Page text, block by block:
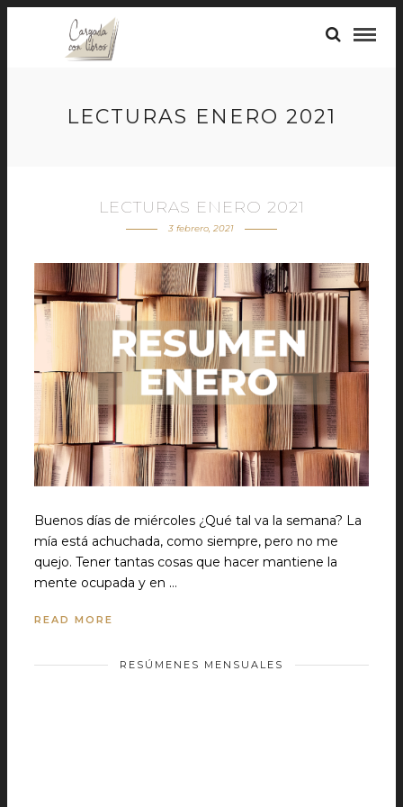
LECTURAS ENERO 2021
LECTURAS ENERO 2021
3 febrero, 2021
Buenos días de miércoles ¿Qué tal va la semana? La
mía está achuchada, como siempre, pero no me
quejo. Tener tantas cosas que hacer mantiene la
mente ocupada y en …
READ MORE
RESÚMENES MENSUALES